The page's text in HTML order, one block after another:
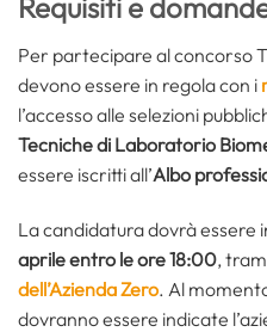
Requisiti e
Per partecipare al concorso
devono essere in regola con i
l’accesso alle selezioni
Tecniche di Laboratorio
essere iscritti all’Albo
La candidatura dovrà essere
aprile entro le ore 18:00,
dell’Azienda Zero. Al
dovranno essere indicate